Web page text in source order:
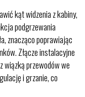
kąt widzenia z kabiny,
podgrzewania
znacząco poprawiając
Złącze instalacyjne
wiązką przewodów we
i grzanie, co